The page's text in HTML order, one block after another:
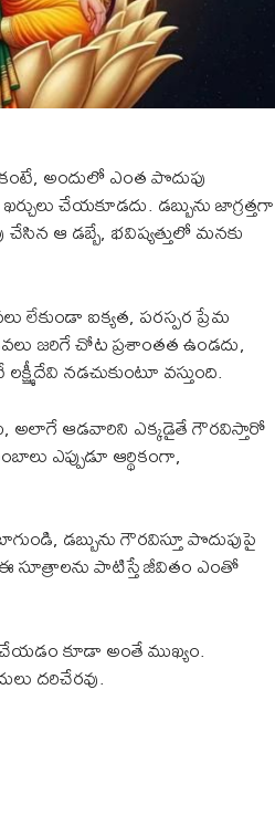
అందులో ఎంత పొదుపు
చేయకూడదు. డబ్బును జాగ్రత్తగా
చేసిన ఆ డబ్బే, భవిష్యత్తులో మనకు
లేకుండా ఐక్యత, పరస్పర ప్రేమ
జరిగే చోట ప్రశాంతత ఉండదు,
నడచుకుంటూ వస్తుంది.
అలాగే ఆడవారిని ఎక్కడైతే గౌరవిస్తారో
ఎప్పుడూ ఆర్థికంగా,
డబ్బును గౌరవిస్తూ పొదుపుపై
ఈ సూత్రాలను పాటిస్తే జీవితం ఎంతో
కూడా అంతే ముఖ్యం.
దరిచేరవు.